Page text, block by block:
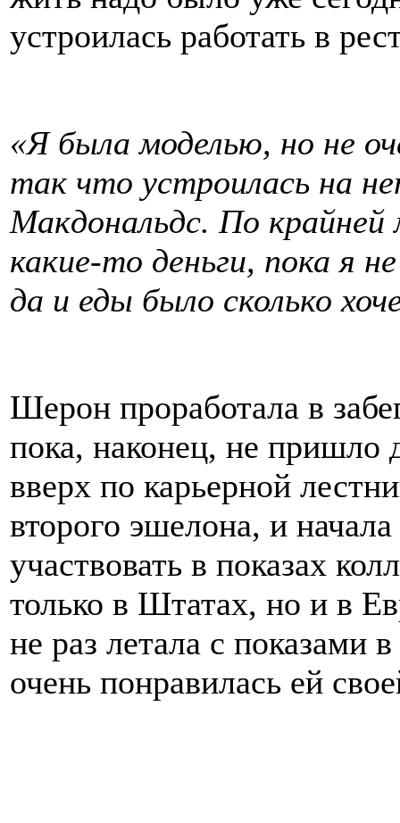
устроилась работать в
«Я была моделью, но не
так что устроилась на
Макдональдс. По
какие-то деньги, пока я
да и еды было сколько
Шерон проработала в
пока, наконец, не пришло
вверх по карьерной
второго эшелона, и
участвовать в показах
только в Штатах, но и в
не раз летала с
очень понравилась ей